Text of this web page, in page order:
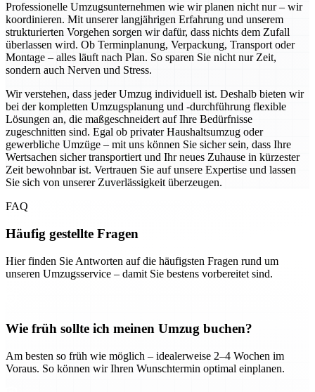
Professionelle Umzugsunternehmen wie wir planen nicht nur – wir
koordinieren. Mit unserer langjährigen Erfahrung und unserem
strukturierten Vorgehen sorgen wir dafür, dass nichts dem Zufall
überlassen wird. Ob Terminplanung, Verpackung, Transport oder
Montage – alles läuft nach Plan. So sparen Sie nicht nur Zeit,
sondern auch Nerven und Stress.
Wir verstehen, dass jeder Umzug individuell ist. Deshalb bieten wir
bei der kompletten Umzugsplanung und -durchführung flexible
Lösungen an, die maßgeschneidert auf Ihre Bedürfnisse
zugeschnitten sind. Egal ob privater Haushaltsumzug oder
gewerbliche Umzüge – mit uns können Sie sicher sein, dass Ihre
Wertsachen sicher transportiert und Ihr neues Zuhause in kürzester
Zeit bewohnbar ist. Vertrauen Sie auf unsere Expertise und lassen
Sie sich von unserer Zuverlässigkeit überzeugen.
FAQ
Häufig gestellte Fragen
Hier finden Sie Antworten auf die häufigsten Fragen rund um
unseren Umzugsservice – damit Sie bestens vorbereitet sind.
Wie früh sollte ich meinen Umzug buchen?
Am besten so früh wie möglich – idealerweise 2–4 Wochen im
Voraus. So können wir Ihren Wunschtermin optimal einplanen.